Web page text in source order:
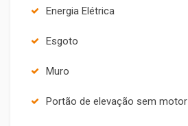
Energia Elétrica
Esgoto
Muro
Portão de elevação sem motor